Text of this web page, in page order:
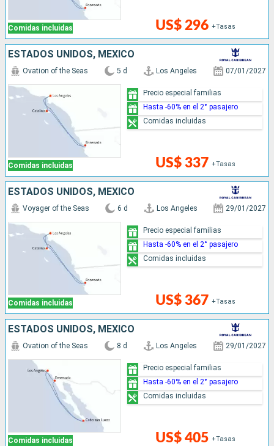
Comidas incluidas US$ 296 +Tasas
ESTADOS UNIDOS, MÉXICO
Comidas incluidas
Ovation of the Seas 5 d Los Angeles 07/01/2027
US$ 337 +Tasas
Precio especial familias
Hasta -60% en el 2° pasajero
Comidas incluidas
ESTADOS UNIDOS, MÉXICO
Comidas incluidas
Voyager of the Seas 6 d Los Angeles 29/01/2027
US$ 367 +Tasas
Precio especial familias
Hasta -60% en el 2° pasajero
Comidas incluidas
ESTADOS UNIDOS, MÉXICO
Comidas incluidas
Ovation of the Seas 8 d Los Angeles 29/01/2027
US$ 405 +Tasas
Precio especial familias
Hasta -60% en el 2° pasajero
Comidas incluidas